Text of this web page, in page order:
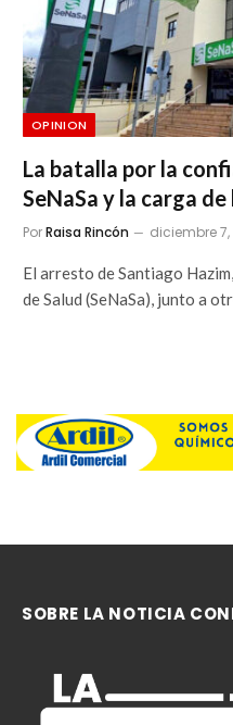
OPINION
La batalla por la
SeNaSa y la carga
PorRaisa Rincón diciembre 7,
El arresto de Santiago
de Salud (SeNaSa), junto a
SOBRE LA NOTICIA